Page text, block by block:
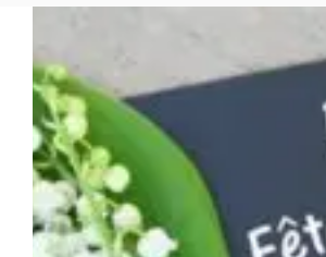
de